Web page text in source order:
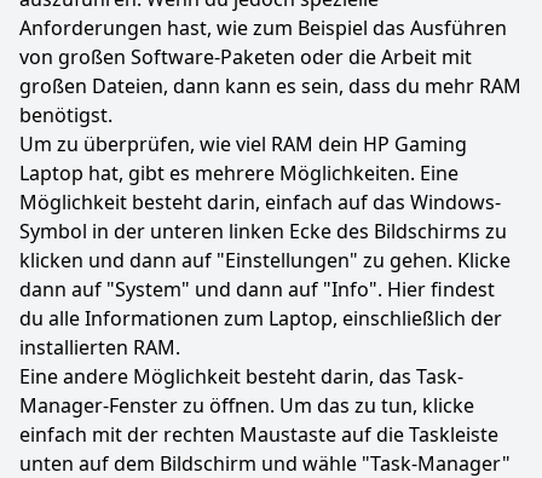
Anforderungen hast, wie zum Beispiel das Ausführen
von großen Software-Paketen oder die Arbeit mit
großen Dateien, dann kann es sein, dass du mehr RAM
benötigst.
Um zu überprüfen, wie viel RAM dein HP Gaming
Laptop hat, gibt es mehrere Möglichkeiten. Eine
Möglichkeit besteht darin, einfach auf das Windows-
Symbol in der unteren linken Ecke des Bildschirms zu
klicken und dann auf "Einstellungen" zu gehen. Klicke
dann auf "System" und dann auf "Info". Hier findest
du alle Informationen zum Laptop, einschließlich der
installierten RAM.
Eine andere Möglichkeit besteht darin, das Task-
Manager-Fenster zu öffnen. Um das zu tun, klicke
einfach mit der rechten Maustaste auf die Taskleiste
unten auf dem Bildschirm und wähle "Task-Manager"